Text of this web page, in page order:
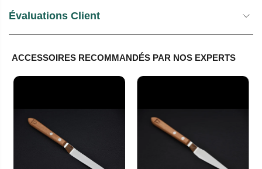
Évaluations Client
ACCESSOIRES RECOMMANDÉS PAR NOS EXPERTS